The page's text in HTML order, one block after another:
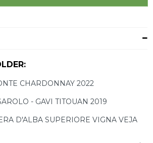
CHARDONNAY 2022
- GAVI TITOUAN 2019
D'ALBA SUPERIORE VIGNA VEJA